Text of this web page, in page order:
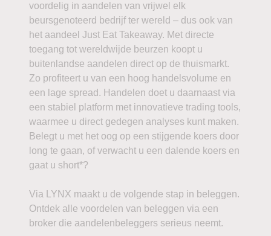
voordelig in aandelen van vrijwel elk
beursgenoteerd bedrijf ter wereld – dus ook van
het aandeel Just Eat Takeaway. Met directe
toegang tot wereldwijde beurzen koopt u
buitenlandse aandelen direct op de thuismarkt.
Zo profiteert u van een hoog handelsvolume en
een lage spread. Handelen doet u daarnaast via
een stabiel platform met innovatieve trading tools,
waarmee u direct gedegen analyses kunt maken.
Belegt u met het oog op een stijgende koers door
long te gaan, of verwacht u een dalende koers en
gaat u short*?
Via LYNX maakt u de volgende stap in beleggen.
Ontdek alle voordelen van beleggen via een
broker die aandelenbeleggers serieus neemt.